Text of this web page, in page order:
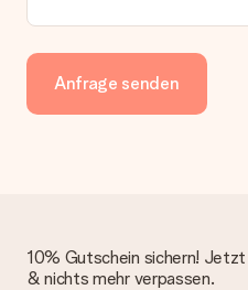
Anfrage senden
10% Gutschein sichern!
& nichts mehr verpassen.